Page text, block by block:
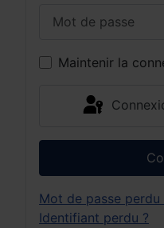
Maintenir la
Mot de passe perdu
Identifiant perdu ?